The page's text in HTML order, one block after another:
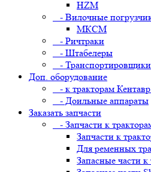
HZM
- Вилочные
МКСМ
- Ричтраки
- Штабелеры
-
Доп. оборудование
- к тракторам
- Доильные аппараты
Заказать запчасти
- Запчасти к
Запчасти к
Для ременных
Запасные части